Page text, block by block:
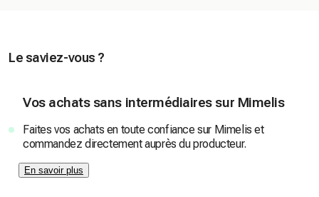
Le saviez-vous ?
Vos achats sans intermédiaires sur Mimelis
Faites vos achats en toute confiance sur Mimelis et
commandez directement auprès du producteur.
En savoir plus